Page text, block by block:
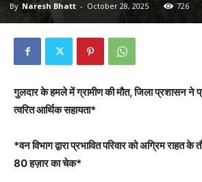
By Naresh Bhatt - October 28, 2025 726
गुलदार के हमले में ग्रामीण की मौत, जिला प्रशासन ने
त्वरित आर्थिक सहायता*
*वन विभाग द्वारा प्रभावित परिवार को अग्रिम राहत के
80 हज़ार का चेक*